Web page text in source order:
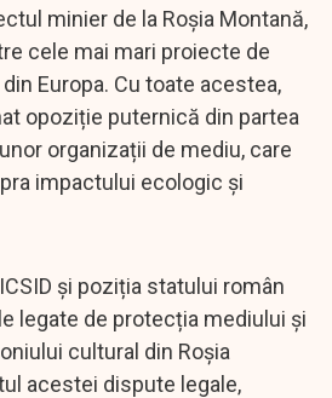
minier de la Roșia Montană,
cele mai mari proiecte de
Europa. Cu toate acestea,
opoziție puternică din partea
organizații de mediu, care
impactului ecologic și
și poziția statului român
legate de protecția mediului și
cultural din Roșia
acestei dispute legale,